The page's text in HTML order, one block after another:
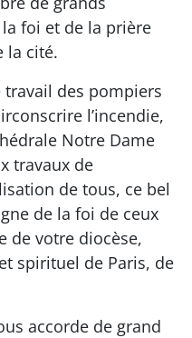
foi et de la prière
la cité.
travail des pompiers
l’incendie,
Notre Dame
travaux de
de tous, ce bel
de la foi de ceux
de votre diocèse,
spirituel de Paris, de
accorde de grand